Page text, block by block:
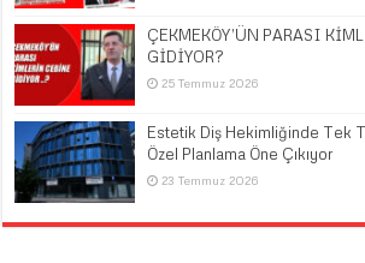
ÇEKMEKÖY’ÜN PARASI
GİDİYOR?
25 Temmuz 2026
Estetik Diş Hekimliğinde Tek
Özel Planlama Öne Çıkıyor
23 Temmuz 2026